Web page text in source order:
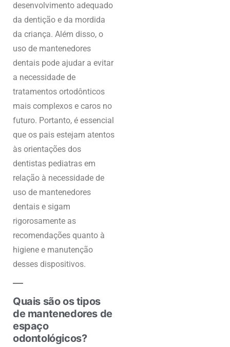
desenvolvimento adequado
da dentição e da mordida
da criança. Além disso, o
uso de mantenedores
dentais pode ajudar a evitar
a necessidade de
tratamentos ortodônticos
mais complexos e caros no
futuro. Portanto, é essencial
que os pais estejam atentos
às orientações dos
dentistas pediatras em
relação à necessidade de
uso de mantenedores
dentais e sigam
rigorosamente as
recomendações quanto à
higiene e manutenção
desses dispositivos.
Quais são os tipos
de mantenedores de
espaço
odontológicos?